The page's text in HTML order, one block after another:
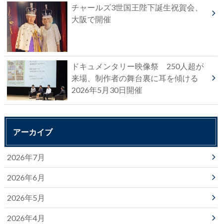
チャールズ3世国王陛下誕生祝賀会、
大阪で開催
ドキュメンタリー映像祭 250人超が
来場、制作者の舞台裏に耳を傾ける
2026年5月30日開催
アーカイブ
2026年7月
2026年6月
2026年5月
2026年4月